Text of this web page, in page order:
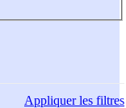
Appliquerles filtres